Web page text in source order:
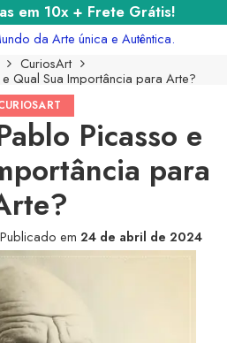
em 10x + Frete Grátis!
da Arte única e Autêntica.
CuriosArt
Qual Sua Importância para Arte?
Picasso e
para
Publicado em 24 de abril de 2024